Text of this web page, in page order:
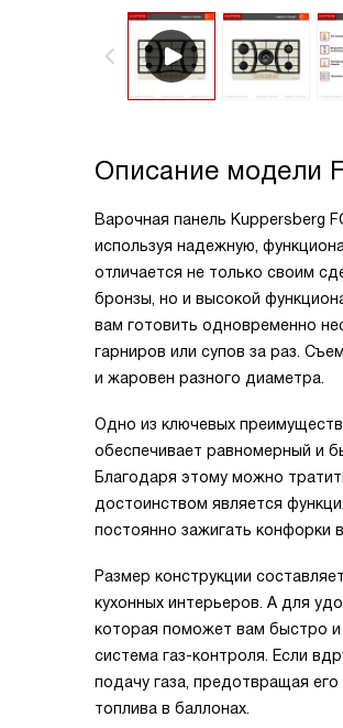
Описание модели
Варочная панель Kuppersberg
используя надежную,
отличается не только своим
бронзы, но и высокой
вам готовить одновременно
гарниров или супов за раз.
и жаровен разного диаметра.
Одно из ключевых
обеспечивает равномерный и
Благодаря этому можно
достоинством является
постоянно зажигать конфорки
Размер конструкции
кухонных интерьеров. А для
которая поможет вам быстро и
система газ-контроля. Если
подачу газа, предотвращая
топлива в баллонах.